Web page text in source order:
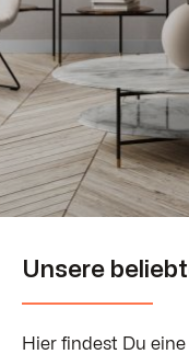
Unsere
Hier findest Du